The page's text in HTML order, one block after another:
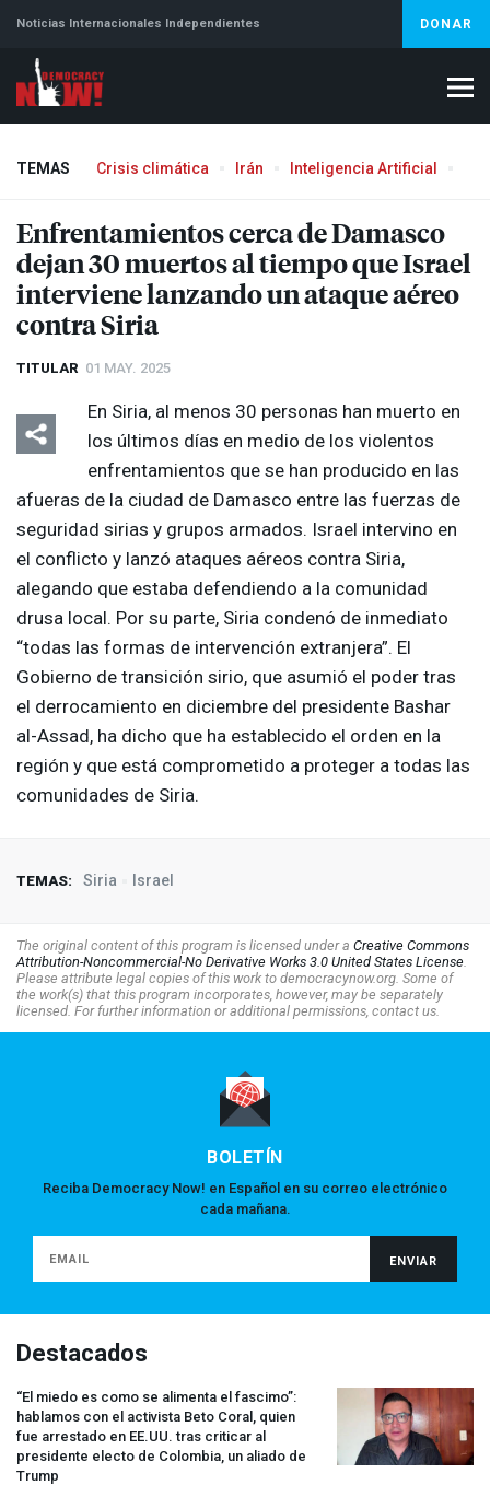
Noticias Internacionales Independientes DONAR
TEMAS Crisis climática Irán Inteligencia Artificial
Enfrentamientos cerca de Damasco
dejan 30 muertos al tiempo que Israel
interviene lanzando un ataque aéreo
contra Siria
TITULAR 01 MAY. 2025
En Siria, al menos 30 personas han muerto en
los últimos días en medio de los violentos
enfrentamientos que se han producido en las
afueras de la ciudad de Damasco entre las fuerzas de
seguridad sirias y grupos armados. Israel intervino en
el conflicto y lanzó ataques aéreos contra Siria,
alegando que estaba defendiendo a la comunidad
drusa local. Por su parte, Siria condenó de inmediato
“todas las formas de intervención extranjera”. El
Gobierno de transición sirio, que asumió el poder tras
el derrocamiento en diciembre del presidente Bashar
al-Assad, ha dicho que ha establecido el orden en la
región y que está comprometido a proteger a todas las
comunidades de Siria.
TEMAS: Siria Israel
The original content of this program is licensed under a Creative Commons
Attribution-Noncommercial-No Derivative Works 3.0 United States License.
Please attribute legal copies of this work to democracynow.org. Some of
the work(s) that this program incorporates, however, may be separately
licensed. For further information or additional permissions, contact us.
BOLETÍN
Reciba Democracy Now! en Español en su correo electrónico
cada mañana.
Destacados
“El miedo es como se alimenta el fascimo”:
hablamos con el activista Beto Coral, quien
fue arrestado en EE.UU. tras criticar al
presidente electo de Colombia, un aliado de
Trump